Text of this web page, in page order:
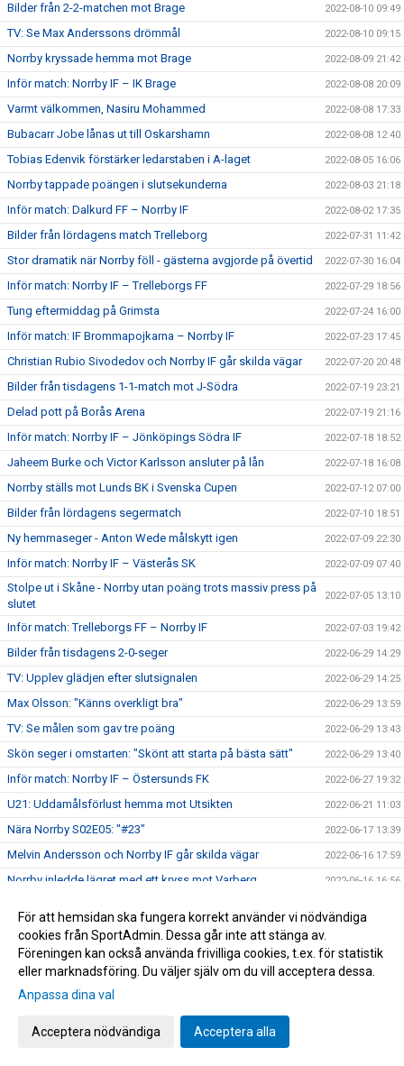
Bilder från 2-2-matchen mot Brage 2022-08-10 09:49
TV: Se Max Anderssons drömmål 2022-08-10 09:15
Norrby kryssade hemma mot Brage 2022-08-09 21:42
Inför match: Norrby IF – IK Brage 2022-08-08 20:09
Varmt välkommen, Nasiru Mohammed 2022-08-08 17:33
Bubacarr Jobe lånas ut till Oskarshamn 2022-08-08 12:40
Tobias Edenvik förstärker ledarstaben i A-laget 2022-08-05 16:06
Norrby tappade poängen i slutsekunderna 2022-08-03 21:18
Inför match: Dalkurd FF – Norrby IF 2022-08-02 17:35
Bilder från lördagens match Trelleborg 2022-07-31 11:42
Stor dramatik när Norrby föll - gästerna avgjorde på övertid 2022-07-30 16:04
Inför match: Norrby IF – Trelleborgs FF 2022-07-29 18:56
Tung eftermiddag på Grimsta 2022-07-24 16:00
Inför match: IF Brommapojkarna – Norrby IF 2022-07-23 17:45
Christian Rubio Sivodedov och Norrby IF går skilda vägar 2022-07-20 20:48
Bilder från tisdagens 1-1-match mot J-Södra 2022-07-19 23:21
Delad pott på Borås Arena 2022-07-19 21:16
Inför match: Norrby IF – Jönköpings Södra IF 2022-07-18 18:52
Jaheem Burke och Victor Karlsson ansluter på lån 2022-07-18 16:08
Norrby ställs mot Lunds BK i Svenska Cupen 2022-07-12 07:00
Bilder från lördagens segermatch 2022-07-10 18:51
Ny hemmaseger - Anton Wede målskytt igen 2022-07-09 22:30
Inför match: Norrby IF – Västerås SK 2022-07-09 07:40
Stolpe ut i Skåne - Norrby utan poäng trots massiv press på
slutet
2022-07-05 13:10
Inför match: Trelleborgs FF – Norrby IF 2022-07-03 19:42
Bilder från tisdagens 2-0-seger 2022-06-29 14:29
TV: Upplev glädjen efter slutsignalen 2022-06-29 14:25
Max Olsson: "Känns overkligt bra" 2022-06-29 13:59
TV: Se målen som gav tre poäng 2022-06-29 13:43
Skön seger i omstarten: "Skönt att starta på bästa sätt" 2022-06-29 13:40
Inför match: Norrby IF – Östersunds FK 2022-06-27 19:32
U21: Uddamålsförlust hemma mot Utsikten 2022-06-21 11:03
Nära Norrby S02E05: "#23" 2022-06-17 13:39
Melvin Andersson och Norrby IF går skilda vägar 2022-06-16 17:59
Norrby inledde lägret med ett kryss mot Varberg 2022-06-16 16:56
Bilder från träningsveckan
Inga poäng när Norrby avslutade vårsäsongen 2022-05-28 15:13
TV: Max Olsson om att äntligen vara tillbaka i truppen
Inför match: IK Brage – Norrby IF
Norrby IF och Abbas Mohamad går skilda vägar
För att hemsidan ska fungera korrekt använder vi nödvändiga
cookies från SportAdmin. Dessa går inte att stänga av.
Föreningen kan också använda frivilliga cookies, t.ex. för statistik
eller marknadsföring. Du väljer själv om du vill acceptera dessa.
Anpassa dina val
Acceptera nödvändiga Acceptera alla